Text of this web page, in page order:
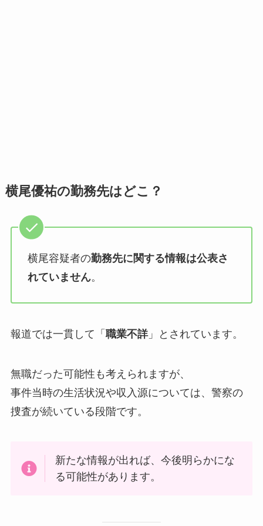
横尾優祐の勤務先はどこ？
横尾容疑者の勤務先に関する情報は公表さ
れていません。
報道では一貫して「 職業不詳」とされています。
無職だった可能性も考えられますが、
事件当時の生活状況や収入源については、警察の
捜査が続いている段階です。
新たな情報が出れば、今後明らかにな
る可能性があります。